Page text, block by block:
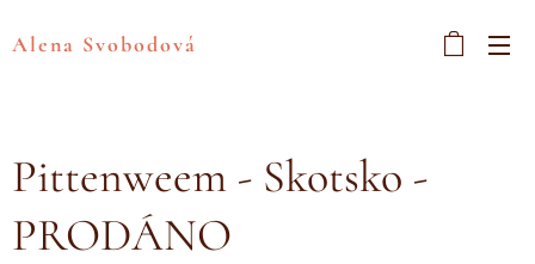
Alena Svobodová
Pittenweem - Skotsko -
PRODÁNO